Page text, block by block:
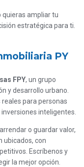
quieras ampliar tu
estratégica para ti.
PY
FPY, un grupo
y desarrollo urbano.
para personas
inteligentes.
o guardar valor,
ubicados, con
Escríbenos y
la mejor opción.